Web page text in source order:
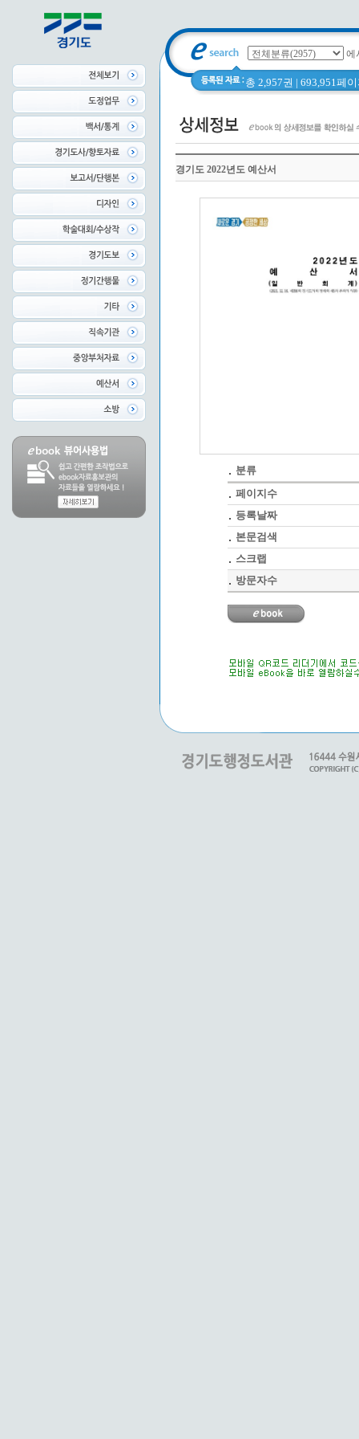
에
총 2,957권 | 693,951페
경기도 2022년도 예산서
분류
페이지수
등록날짜
본문검색
스크랩
방문자수